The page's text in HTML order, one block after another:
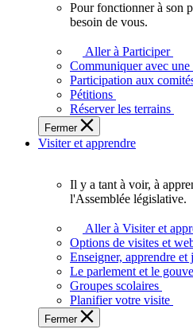
plein
potentiel,
l'Assemblée
a
besoin
de
Pour fonctionner à son
besoin de vous.
Aller à Participer
Communiquer avec
Participation aux
Pétitions
Réserver les terrains
Fermer
Visiter et apprendre
voir,
apprendre
et
à
Il y a tant à voir, à
l'Assemblée législative.
Aller à Visiter et
Options de visites et
Enseigner, apprendre et
Le parlement et le
Groupes scolaires
Planifier votre visite
Fermer